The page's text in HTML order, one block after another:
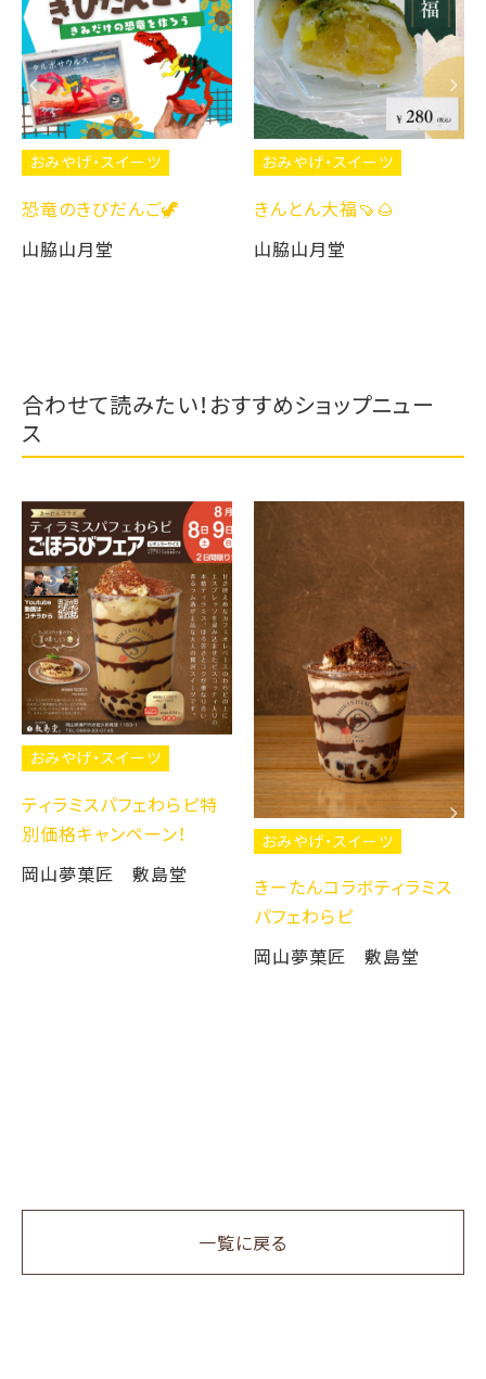
げ・スイーツ
きびだんご🦖
月堂
おみやげ・スイーツ
きんとん大福🍠🌰
山脇山月堂
合わせて読みたい！おすすめショップニュー
ス
おみやげ・スイーツ
ィラミスパフェわらピ特
価格キャンペーン！
山夢菓匠 敷島堂
おみやげ・スイーツ
きーたんコラボティラミス
パフェわらピ
岡山夢菓匠 敷島堂
一覧に戻る